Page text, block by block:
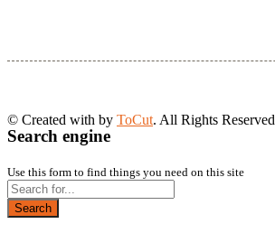
© Created with by ToCut. All Rights Reserved
Search engine
Use this form to find things you need on this site
Search